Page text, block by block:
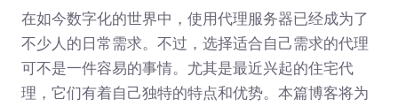
在如今数字化的世界中，使用代理服务器已经成为了
不少人的日常需求。不过，选择适合自己需求的代理
可不是一件容易的事情。尤其是最近兴起的住宅代
理，它们有着自己独特的特点和优势。本篇博客将为